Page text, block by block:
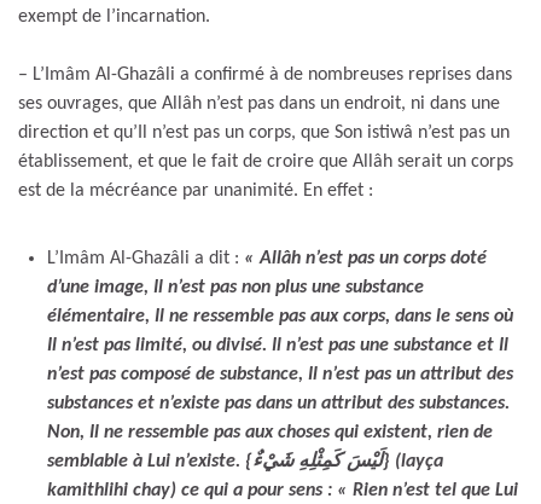
exempt de l’incarnation.
– L’Imâm Al-Ghazâli a confirmé à de nombreuses reprises dans
ses ouvrages, que Allâh n’est pas dans un endroit, ni dans une
direction et qu’Il n’est pas un corps, que Son istiwâ n’est pas un
établissement, et que le fait de croire que Allâh serait un corps
est de la mécréance par unanimité. En effet :
L’Imâm Al-Ghazâli a dit : « Allâh n’est pas un corps doté
d’une image, Il n’est pas non plus une substance
élémentaire, Il ne ressemble pas aux corps, dans le sens où
Il n’est pas limité, ou divisé. Il n’est pas une substance et Il
n’est pas composé de substance, Il n’est pas un attribut des
substances et n’existe pas dans un attribut des substances.
Non, Il ne ressemble pas aux choses qui existent, rien de
semblable à Lui n’existe. {لَيْسَ كَمِثْلِهِ شَيْءٌ} (layça
kamithlihi chay) ce qui a pour sens : « Rien n’est tel que Lui